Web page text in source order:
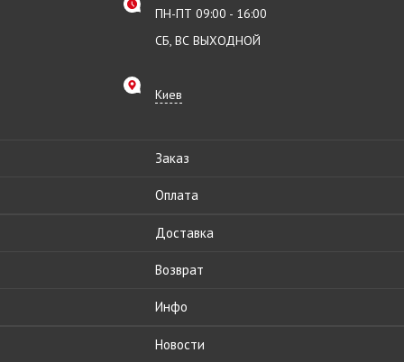
ПН-ПТ 09:00 - 16:00
СБ, ВС ВЫХОДНОЙ
Киев
Заказ
Оплата
Доставка
Возврат
Инфо
Новости